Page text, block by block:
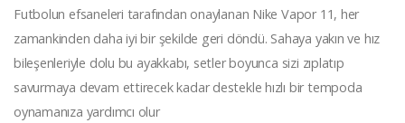
Futbolun efsaneleri tarafından onaylanan Nike Vapor 11, her
zamankinden daha iyi bir şekilde geri döndü. Sahaya yakın ve hız
bileşenleriyle dolu bu ayakkabı, setler boyunca sizi zıplatıp
savurmaya devam ettirecek kadar destekle hızlı bir tempoda
oynamanıza yardımcı olur